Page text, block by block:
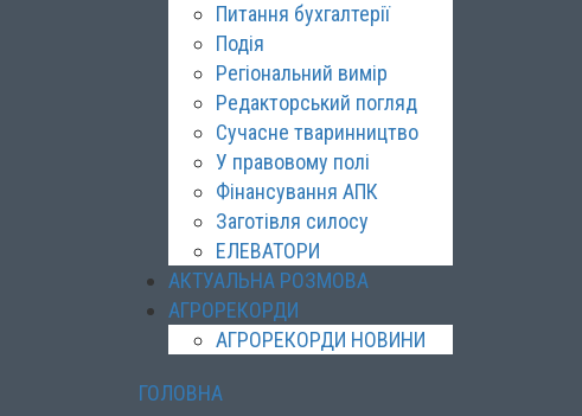
Питання бухгалтерії
Подія
Регіональний вимір
Редакторський погляд
Сучасне тваринництво
У правовому полі
Фінансування АПК
Заготівля силосу
ЕЛЕВАТОРИ
АКТУАЛЬНА РОЗМОВА
АГРОРЕКОРДИ
АГРОРЕКОРДИ НОВИНИ
ГОЛОВНА